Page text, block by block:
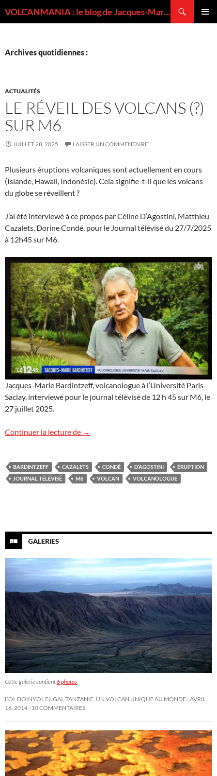
VOLCANMANIA : le blog de Jacques-Marie BARDINTZEFF, volcanologue
Archives quotidiennes :
ACTUALITÉS
LE RÉVEIL DES VOLCANS (?)
SUR M6
JUILLET 28, 2025 LAISSER UN COMMENTAIRE
Plusieurs éruptions volcaniques sont actuellement en cours
(Islande, Hawaii, Indonésie). Cela signifie-t-il que les volcans
du globe se réveillent ?
J’ai été interviewé à ce propos par Céline D’Agostini, Matthieu
Cazalets, Dorine Condé, pour le Journal télévisé du 27/7/2025
à 12h45 sur M6.
Jacques-Marie Bardintzeff, volcanologue à l’Université Paris-
Saclay, interviewé pour le journal télévisé de 12 h 45 sur M6, le
27 juillet 2025.
Continuer la lecture de Le réveil des volcans (?) sur M6
→
BARDINTZEFF CAZALETS CONDÉ D’AGOSTINI
ÉRUPTION
JOURNAL TÉLÉVISÉ
M6 VOLCAN VOLCANOLOGUE
GALERIES
Cette galerie contient6 photos
L’OL DOINYO LENGAI, TANZANIE, UN VOLCAN UNIQUE AU MONDE AVRIL
16, 2014 10 COMMENTAIRES